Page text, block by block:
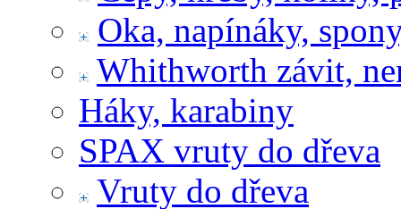
Oka, napínáky,
Whithworth závit,
Háky, karabiny
SPAX vruty do dřeva
Vruty do dřeva